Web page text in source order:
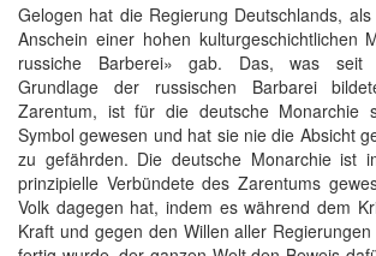
Gelogen hat die Regierung Deutschlands,
Anschein einer hohen kulturgeschichtlichen
russiche Barberei» gab. Das, was seit
Grundlage der russischen Barbarei
Zarentum, ist für die deutsche Monarchie
Symbol gewesen und hat sie nie die Absicht
zu gefährden. Die deutsche Monarchie ist
prinzipielle Verbündete des Zarentums
Volk dagegen hat, indem es während dem
Kraft und gegen den Willen aller